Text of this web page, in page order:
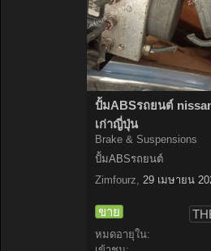
ปั้มABSรถยนต์
เก่าญี่ปุ่น
Brake & Suspensions
ปั้มABSรถยนต์
Zimfourz, 29 เมษายน
ขาย
หมดอายุใน: